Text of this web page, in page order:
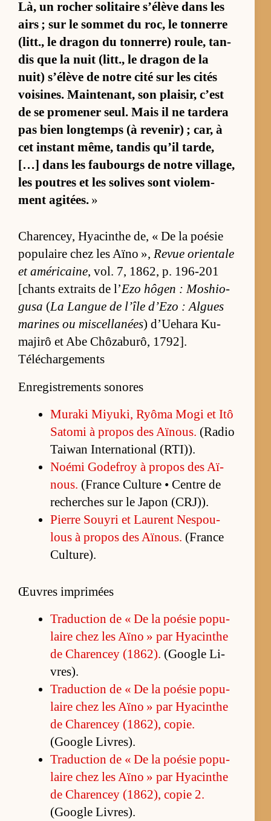
Là, un ro­cher so­li­taire s’élève dans les
airs ; sur le som­met du roc, le ton­nerre
(litt., le dra­gon du ton­ner­re) rou­le, tan­
dis que la nuit (litt., le dra­gon de la
nuit) s’élève de notre cité sur les ci­tés
voi­sines. Main­te­nant, son plai­sir, c’est
de se pro­me­ner seul. Mais il ne tar­dera
pas bien long­temps (à re­ve­nir) ; car, à
cet ins­tant mê­me, tan­dis qu’il tar­de,
[…] dans les fau­bourgs de notre vil­la­ge,
les poutres et les so­lives sont vio­lem­
ment agi­tées. »
Cha­ren­cey, Hya­cinthe de, « De la poé­sie
po­pu­laire chez les Aïno », Re­vue orien­tale
et amé­ri­caine, vol. 7, 1862, p. 196-201
[chants ex­traits de l’Ezo hô­gen : Mo­shio­
gusa (La Langue de l’île d’Ezo : Algues
ma­rines ou mis­cel­la­nées) d’Ue­hara Ku­
majirô et Abe Chô­za­bu­rô, 1792].
Téléchargements
Enregistrements sonores
Mu­raki Miyu­ki, Ryôma Mogi et Itô
Sa­tomi à pro­pos des Aï­nous. (Ra­dio
Tai­wan In­ter­na­tio­nal (R­TI)).
Noémi Go­de­froy à pro­pos des Aï­
nous. (France Culture • Centre de
re­cherches sur le Ja­pon (CRJ)).
Pierre Souyri et Laurent Nes­pou­
lous à pro­pos des Aï­nous. (France
Cultu­re).
Œuvres imprimées
Tra­duc­tion de « De la poé­sie po­pu­
laire chez les Aïno » par Hya­cinthe
de Cha­ren­cey (1862). (Google Li­
vres).
Tra­duc­tion de « De la poé­sie po­pu­
laire chez les Aïno » par Hya­cinthe
de Cha­ren­cey (1862), co­pie.
(Google Li­vres).
Tra­duc­tion de « De la poé­sie po­pu­
laire chez les Aïno » par Hya­cinthe
de Cha­ren­cey (1862), co­pie 2.
(Google Li­vres).